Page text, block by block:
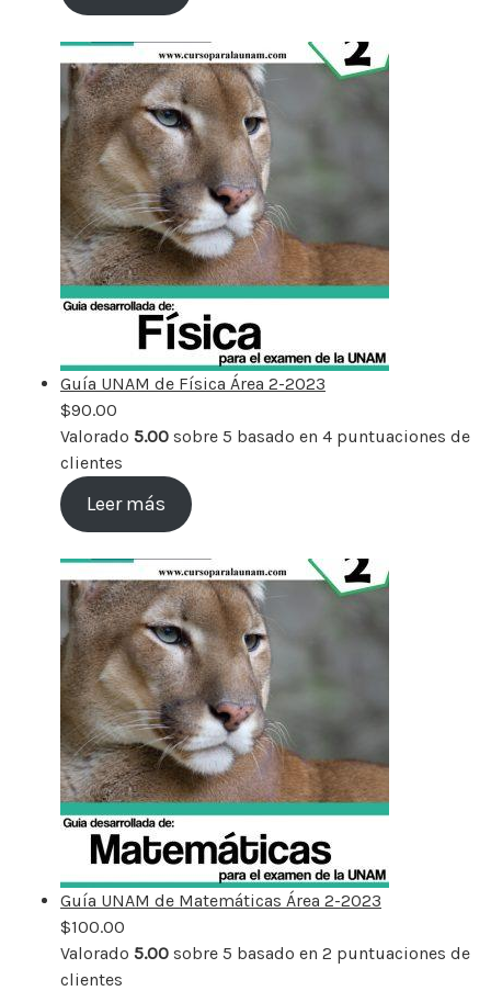
Guía UNAM de Física Área 2-2023
$90.00
Valorado 5.00 sobre 5 basado en 4 puntuaciones de
clientes
Leer más
Guía UNAM de Matemáticas Área 2-2023
$100.00
Valorado 5.00 sobre 5 basado en 2 puntuaciones de
clientes